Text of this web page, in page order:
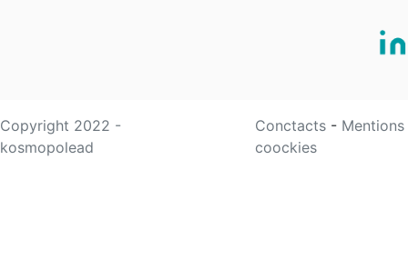
Copyright 2022 -
kosmopolead
Conctacts -
coockies